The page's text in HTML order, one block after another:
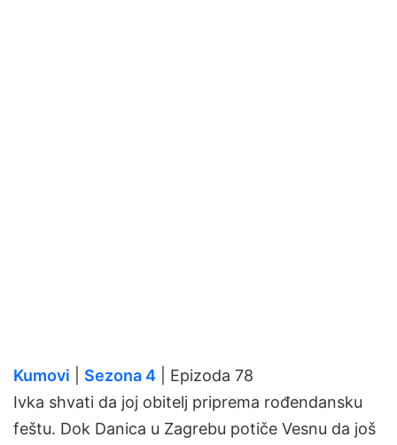
Kumovi Sezona 4 | Epizoda 78
Ivka shvati da joj obitelj priprema rođendansku
feštu. Dok Danica u Zagrebu potiče Vesnu da još